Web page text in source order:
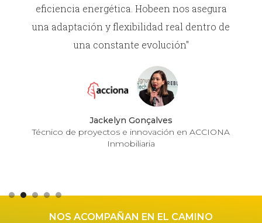
eficiencia energética. Hobeen nos asegura
una adaptación y flexibilidad real dentro de
una constante evolución"
Jackelyn Gonçalves
Técnico de proyectos e innovación en ACCIONA
Inmobiliaria
NOS ACOMPAÑAN EN EL CAMINO